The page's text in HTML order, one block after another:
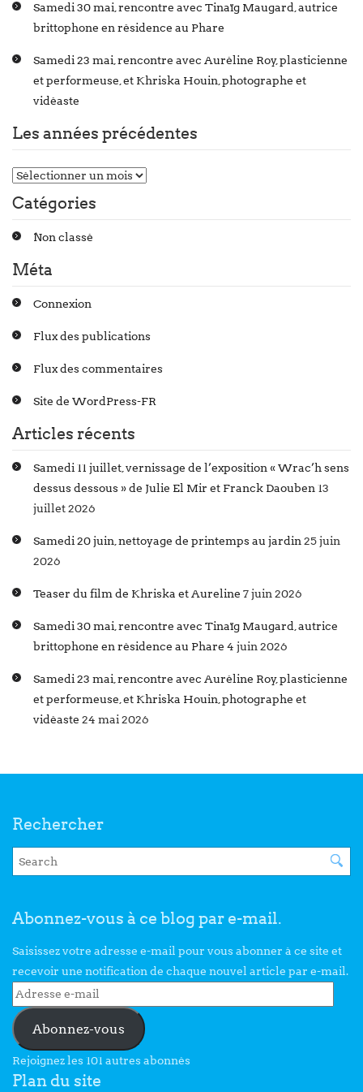
Samedi 30 mai, rencontre avec Tinaïg Maugard, autrice
brittophone en résidence au Phare
Samedi 23 mai, rencontre avec Auréline Roy, plasticienne
et performeuse, et Khriska Houin, photographe et
vidéaste
Les années précédentes
Catégories
Non classé
Méta
Connexion
Flux des publications
Flux des commentaires
Site de WordPress-FR
Articles récents
Samedi 11 juillet, vernissage de l’exposition « Wrac’h sens
dessus dessous » de Julie El Mir et Franck Daouben 13
juillet 2026
Samedi 20 juin, nettoyage de printemps au jardin 25 juin
2026
Teaser du film de Khriska et Aureline 7 juin 2026
Samedi 30 mai, rencontre avec Tinaïg Maugard, autrice
brittophone en résidence au Phare 4 juin 2026
Samedi 23 mai, rencontre avec Auréline Roy, plasticienne
et performeuse, et Khriska Houin, photographe et
vidéaste 24 mai 2026
Rechercher
Abonnez-vous à ce blog par e-mail.
Saisissez votre adresse e-mail pour vous abonner à ce site et
recevoir une notification de chaque nouvel article par e-mail.
Abonnez-vous
Rejoignez les 101 autres abonnés
Plan du site